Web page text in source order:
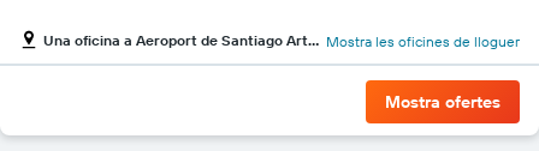
Una oficina a Aeroport de Santiago Arturo Merino Benitez Mostra les oficines de lloguer
Mostra ofertes